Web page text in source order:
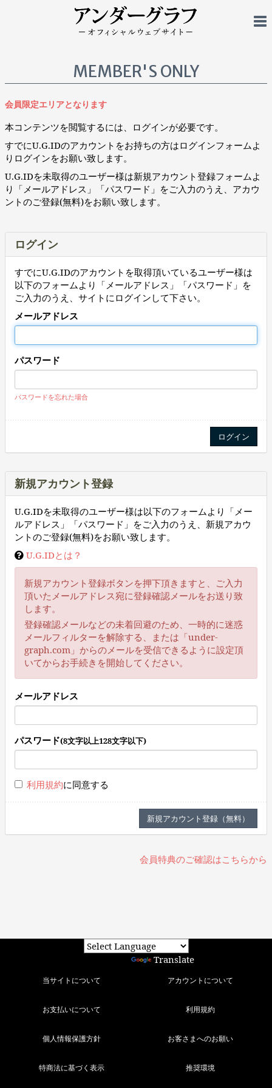
MEMBER'S ONLY
会員限定エリアとなります
本コンテンツを閲覧するには、ログインが必要です。
すでにU.G.IDのアカウントをお持ちの方はログインフォームよ
りログインをお願い致します。
U.G.IDを未取得のユーザー様は新規アカウント登録フォームよ
り「メールアドレス」「パスワード」をご入力のうえ、アカウ
ントのご登録(無料)をお願い致します。
ログイン
すでにU.G.IDのアカウントを取得頂いているユーザー様は
以下のフォームより「メールアドレス」「パスワード」を
ご入力のうえ、サイトにログインして下さい。
メールアドレス
パスワード
パスワードを忘れた場合
新規アカウント登録
U.G.IDを未取得のユーザー様は以下のフォームより「メー
ルアドレス」「パスワード」をご入力のうえ、新規アカウ
ントのご登録(無料)をお願い致します。
U.G.IDとは？
新規アカウント登録ボタンを押下頂きますと、ご入力
頂いたメールアドレス宛に登録確認メールをお送り致
します。
登録確認メールなどの未着回避のため、一時的に迷惑
メールフィルターを解除する、または「under-
graph.com」からのメールを受信できるように設定頂
いてからお手続きを開始してください。
メールアドレス
パスワード(8文字以上128文字以下)
利用規約に同意する
会員特典のご確認はこちらから
Translate
当サイトについて アカウントについて
お支払いについて 利用規約
個人情報保護方針 お客さまへのお願い
特商法に基づく表示 推奨環境